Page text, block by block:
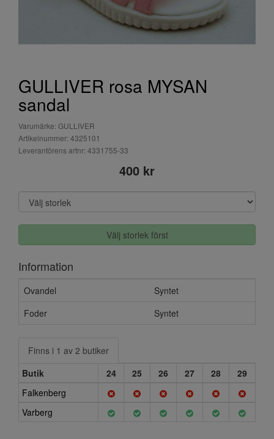
GULLIVER rosa MYSAN
sandal
Varumärke: GULLIVER
Artikelnummer: 4325101
Leverantörens artnr: 4331755-33
400 kr
Välj storlek först
Information
Ovandel
Syntet
Foder
Syntet
Finns i 1 av 2 butiker
Butik
24 25 26 27 28
29
Falkenberg
Varberg